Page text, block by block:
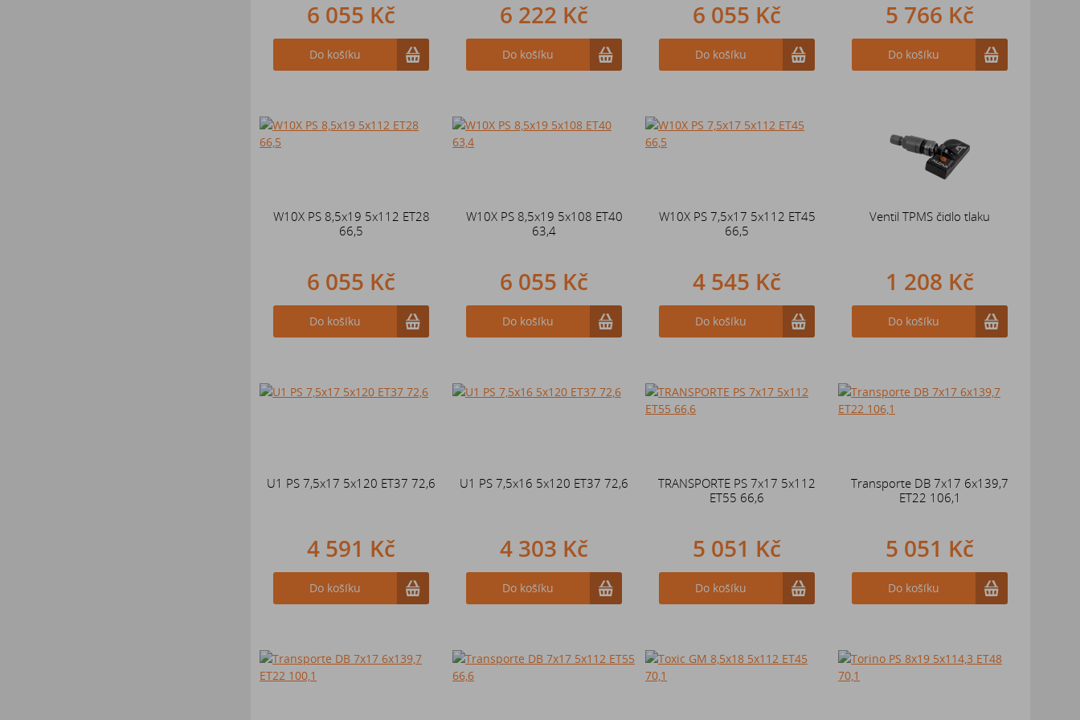
6 055 Kč
Do košíku
6 222 Kč
Do košíku
6 055 Kč
Do košíku
5 766 Kč
Do košíku
W10X PS 8,5x19 5x112 ET28
66,5
6 055 Kč
Do košíku
W10X PS 8,5x19 5x108 ET40
63,4
6 055 Kč
Do košíku
W10X PS 7,5x17 5x112 ET45
66,5
4 545 Kč
Do košíku
Ventil TPMS čidlo tlaku
1 208 Kč
Do košíku
U1 PS 7,5x17 5x120 ET37 72,6
4 591 Kč
Do košíku
U1 PS 7,5x16 5x120 ET37 72,6
4 303 Kč
Do košíku
TRANSPORTE PS 7x17 5x112
ET55 66,6
5 051 Kč
Do košíku
Transporte DB 7x17 6x139,7
ET22 106,1
5 051 Kč
Do košíku